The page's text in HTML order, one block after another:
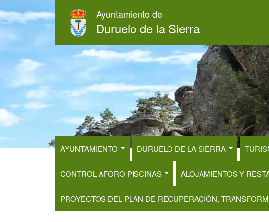
al
contenido
Ayuntamiento de
Duruelo de la Sierra
AYUNTAMIENTO DURUELO DE LA SIERRA
CONTROL AFORO PISCINAS ALOJAMIENTOS Y
PROYECTOS DEL PLAN DE RECUPERACIÓN,